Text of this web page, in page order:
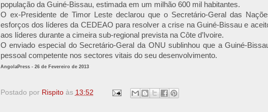
população da Guiné-Bissau, estimada em um milhão 600 mil habitantes.
O ex-Presidente de Timor Leste declarou que o Secretário-Geral das
esforços dos líderes da CEDEAO para resolver a crise na Guiné-Bissau e
aos líderes durante a cimeira sub-regional prevista na Côte d’Ivoire.
O enviado especial do Secretário-Geral da ONU sublinhou que a Guiné-
pessoal competente nos sectores vitais do seu desenvolvimento.
AngolaPress - 26 de Fevereiro de 2013
Postado por Rispito às 13:52